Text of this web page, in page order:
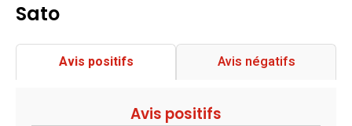
Sato
Avis positifs Avis négatifs
Avis positifs